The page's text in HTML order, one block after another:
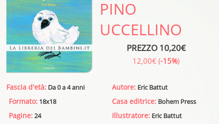
PINO
UCCELLINO
PREZZO 10,20€
12,00€ (-15%)
Fascia d'età: Da 0 a 4 anni Autore: Eric Battut
Formato: 18x18 Casa editrice: Bohem Press
Pagine:24 Illustratore: Eric Battut